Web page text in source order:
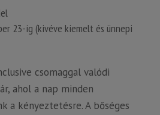
23-ig (kivéve kiemelt és ünnepi
csomaggal valódi
ahol a nap minden
a kényeztetésre. A bőséges